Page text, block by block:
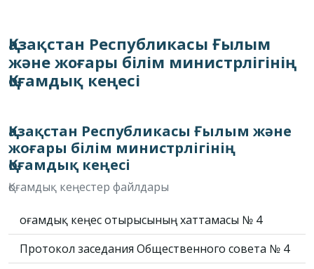
Қазақстан Республикасы Ғылым
және жоғары білім министрлігінің
Қоғамдық кеңесі
Қазақстан Республикасы Ғылым және
жоғары білім министрлігінің
Қоғамдық кеңесі
Қоғамдық кеңестер файлдары
Қоғамдық кеңес отырысының хаттамасы № 4
Протокол заседания Общественного совета № 4